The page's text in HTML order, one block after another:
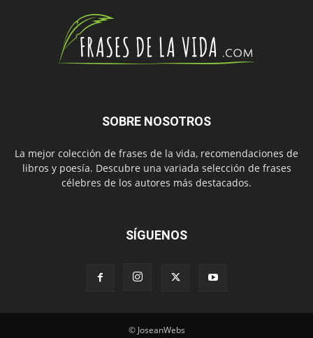
SOBRE NOSOTROS
La mejor colección de frases de la vida, recomendaciones de
libros y poesía. Descubre una variada selección de frases
célebres de los autores más destacados.
SÍGUENOS
© JoseanWebs